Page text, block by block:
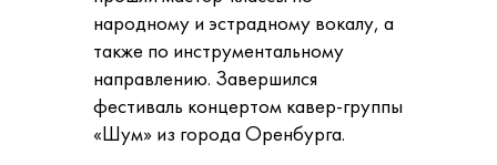
народному и эстрадному вокалу, а
также по инструментальному
направлению. Завершился
фестиваль концертом кавер-группы
«Шум» из города Оренбурга.